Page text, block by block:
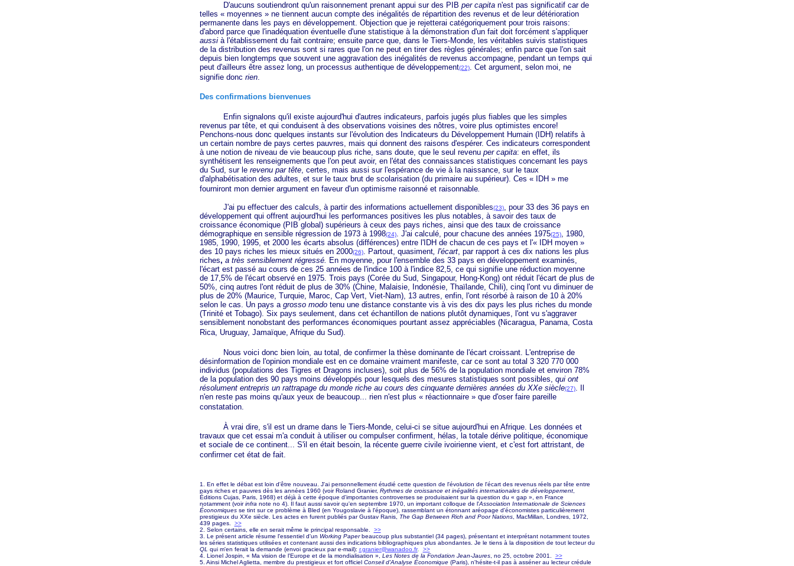
D'aucuns soutiendront qu'un raisonnement prenant appui sur des PIB per capitan'est pas significatif car de
telles « moyennes »ne tiennent aucun compte des inégalités de répartition des revenus et de leur détérioration
permanente dans les pays en développement. Objection que je rejetterai catégoriquement pour trois raisons:
d'abord parce que l'inadéquation éventuelle d'une statistique à la démonstration d'un fait doit forcément s'appliquer
aussià l'établissement du fait contraire; ensuite parce que, dans le Tiers-Monde, les véritables suivis statistiques
de la distribution des revenus sont si rares que l'on ne peut en tirer des règles générales; enfin parce que l'on sait
depuis bien longtemps que souvent une aggravation des inégalités de revenus accompagne, pendant un temps qui
peut d'ailleurs être assez long, un processus authentique de développement(22). Cet argument, selon moi, ne
signifie donc rien.
Des confirmations bienvenues
Enfin signalons qu'il existe aujourd'hui d'autres indicateurs, parfois jugés plus fiables que les simples
revenus par tête, et qui conduisent à des observations voisines des nôtres, voire plus optimistes encore!
Penchons-nous donc quelques instants sur l'évolution des Indicateurs du Développement Humain (IDH) relatifs à
un certain nombre de pays certes pauvres, mais qui donnent des raisons d'espérer. Ces indicateurs correspondent
à une notion de niveau de vie beaucoup plus riche, sans doute, que le seul revenu per capita: en effet, ils
synthétisent les renseignements que l'on peut avoir, en l'état des connaissances statistiques concernant les pays
du Sud, sur le revenu par tête, certes, mais aussi sur l'espérance de vie à la naissance, sur le taux
d'alphabétisation des adultes, et sur le taux brut de scolarisation (du primaire au supérieur). Ces « IDH »me
fourniront mon dernier argument en faveur d'un optimisme raisonné et raisonnable.
J'ai pu effectuer des calculs, à partir des informations actuellement disponibles(23), pour 33 des 36 pays en
développement qui offrent aujourd'hui les performances positives les plus notables, à savoir des taux de
croissance économique (PIB global) supérieurs à ceux des pays riches, ainsi que des taux de croissance
démographique en sensible régression de 1973 à 1998(24). J'ai calculé, pour chacune des années 1975(25), 1980,
1985, 1990, 1995, et 2000 les écarts absolus (différences) entre l'IDH de chacun de ces pays et l'« IDH moyen »
des 10 pays riches les mieux situés en 2000(26). Partout, quasiment, l'écart, par rapport à ces dix nations les plus
riches, a très sensiblement régressé. En moyenne, pour l'ensemble des 33 pays en développement examinés,
l'écart est passé au cours de ces 25 années de l'indice 100 à l'indice 82,5, ce qui signifie une réduction moyenne
de 17,5% de l'écart observé en 1975. Trois pays (Corée du Sud, Singapour, Hong-Kong) ont réduit l'écart de plus de
50%, cinq autres l'ont réduit de plus de 30% (Chine, Malaisie, Indonésie, Thaïlande, Chili), cinq l'ont vu diminuer de
plus de 20% (Maurice, Turquie, Maroc, Cap Vert, Viet-Nam), 13 autres, enfin, l'ont résorbé à raison de 10 à 20%
selon le cas. Un pays a grosso modotenu une distance constante vis à vis des dix pays les plus riches du monde
(Trinité et Tobago). Six pays seulement, dans cet échantillon de nations plutôt dynamiques, l'ont vu s'aggraver
sensiblement nonobstant des performances économiques pourtant assez appréciables (Nicaragua, Panama, Costa
Rica, Uruguay, Jamaïque, Afrique du Sud).
Nous voici donc bien loin, au total, de confirmer la thèse dominante de l'écart croissant. L'entreprise de
désinformation de l'opinion mondiale est en ce domaine vraiment manifeste, car ce sont au total 3 320 770 000
individus (populations des Tigres et Dragons incluses), soit plus de 56% de la population mondiale et environ 78%
de la population des 90 pays moins développés pour lesquels des mesures statistiques sont possibles, qui ont
résolument entrepris un rattrapage du monde riche au cours des cinquante dernières années du XXe siècle(27). Il
n'en reste pas moins qu'aux yeux de beaucoup... rien n'est plus « réactionnaire »que d'oser faire pareille
constatation.
À vrai dire, s'il est un drame dans le Tiers-Monde, celui-ci se situe aujourd'hui en Afrique. Les données et
travaux que cet essai m'a conduit à utiliser ou compulser confirment, hélas, la totale dérive politique, économique
et sociale de ce continent... S'il en était besoin, la récente guerre civile ivoirienne vient, et c'est fort attristant, de
confirmer cet état de fait.
1. En effet le débat est loin d'être nouveau. J'ai personnellement étudié cette question de l'évolution de l'écart des revenus réels par tête entre
pays riches et pauvres dès les années 1960 (voir Roland Granier, Rythmes de croissance et inégalités internationales de développement,
Éditions Cujas, Paris, 1968) et déjà à cette époque d'importantes controverses se produisaient sur la question du « gap » , en France
notamment (voirinfra note no 4). Il faut aussi savoir qu'en septembre 1970, un important colloque de l'Association Internationale de Sciences
Économiquesse tint sur ce problème à Bled (en Yougoslavie à l'époque), rassemblant un étonnant aréopage d'économistes particulièrement
prestigieux du XXe siècle. Les actes en furent publiés par Gustav Ranis,
The Gap Between Rich and Poor Nations, MacMillan, Londres, 1972,
439 pages. >>
2. Selon certains, elle en serait même le principal responsable. >>
3. Le présent article résume l'essentiel d'un Working Paperbeaucoup plus substantiel (34 pages), présentant et interprétant notamment toutes
les séries statistiques utilisées et contenant aussi des indications bibliographiques plus abondantes. Je le tiens à la disposition de tout lecteur du
QL qui m'en ferait la demande (envoi gracieux par e-mail): r.granier@wanadoo.fr.
>>
4. Lionel Jospin, « Ma vision de l'Europe et de la mondialisation » Les Notes de la Fondation Jean-Jaures, no 25, octobre 2001. >>
5. Ainsi Michel Aglietta, membre du prestigieux et fort officiel Conseil d'Analyse Économique(Paris), n'hésite-t-il pas à asséner au lecteur crédule